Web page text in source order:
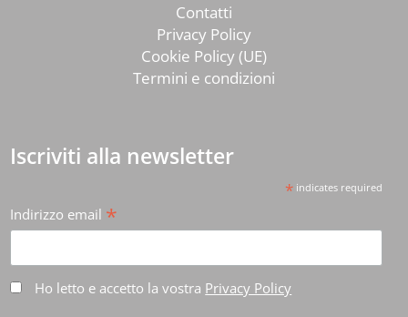
Contatti
Privacy Policy
Cookie Policy (UE)
Termini e condizioni
Iscriviti alla newsletter
*indicates required
Indirizzo email *
Ho letto e accetto la vostra Privacy Policy